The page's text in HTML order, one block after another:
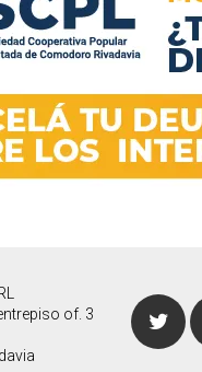
of. 3